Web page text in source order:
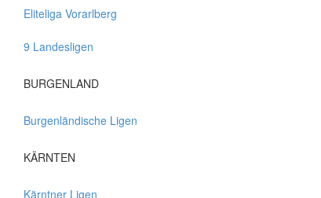
Eliteliga Vorarlberg
9 Landesligen
BURGENLAND
Burgenländische Ligen
KÄRNTEN
Kärntner Ligen